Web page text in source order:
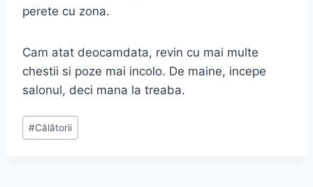
perete cu zona.
Cam atat deocamdata, revin cu mai multe
chestii si poze mai incolo. De maine, incepe
salonul, deci mana la treaba.
Post
Tags:
#Călătorii